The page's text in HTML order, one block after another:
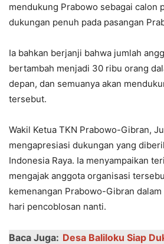
mendukung Prabowo sebagai calon
dukungan penuh pada pasangan
Ia bahkan berjanji bahwa jumlah
bertambah menjadi 30 ribu orang
depan, dan semuanya akan
tersebut.
Wakil Ketua TKN Prabowo-Gibran,
mengapresiasi dukungan yang
Indonesia Raya. Ia menyampaikan
mengajak anggota organisasi
kemenangan Prabowo-Gibran
hari pencoblosan nanti.
Baca Juga: Desa Baliloku Siap